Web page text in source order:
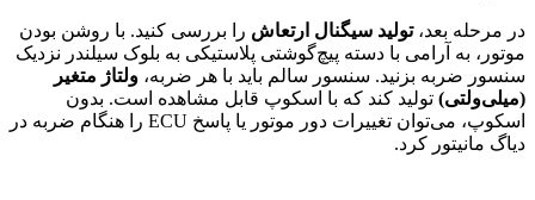
در مرحله بعد،تولید سیگنال ارتعاش را بررسی کنید. با روشن بودن
موتور، به آرامی با دسته پیچ‌گوشتی پلاستیکی به بلوک سیلندر نزدیک
سنسور ضربه بزنید. سنسور سالم باید با هر ضربه، ولتاژ متغیر
(میلی‌ولتی) تولید کند که با اسکوپ قابل مشاهده است. بدون
اسکوپ، می‌توان تغییرات دور موتور یا پاسخ ECU را هنگام ضربه در
دیاگ مانیتور کرد.